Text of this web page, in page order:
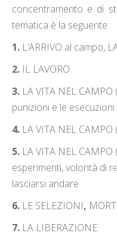
concentramento e di
tematica è la seguente:
1. L’ARRIVO al campo,
2. IL LAVORO
3. LA VITA NEL CAMPO
punizioni e le esecuzioni
4. LA VITA NEL
5. LA VITA NEL
esperimenti, volontà di
lasciarsi andare
6. LE SELEZIONI,
7. LA LIBERAZIONE